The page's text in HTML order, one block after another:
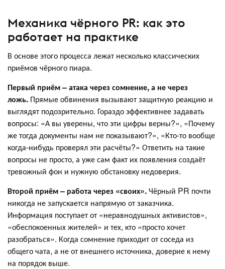
Механика чёрного PR: как это
работает на практике
В основе этого процесса лежат несколько классических
приёмов чёрного пиара.
Первый приём – атака через сомнение, а не через
ложь. Прямые обвинения вызывают защитную реакцию и
выглядят подозрительно. Гораздо эффективнее задавать
вопросы: «А вы уверены, что эти цифры верны?», «Почему
же тогда документы нам не показывают?», «Кто-то вообще
когда-нибудь проверял эти расчёты?» Ответить на такие
вопросы не просто, а уже сам факт их появления создаёт
тревожный фон и нужную обстановку недоверия.
Второй приём – работа через «своих».Чёрный PR почти
никогда не запускается напрямую от заказчика.
Информация поступает от «неравнодушных активистов»,
«обеспокоенных жителей» и тех, кто «просто хочет
разобраться». Когда сомнение приходит от соседа из
общего чата, а не от внешнего источника, доверие к нему
на порядок выше.